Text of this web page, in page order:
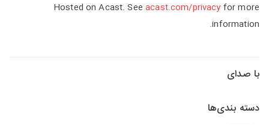
Hosted on Acast. Seeacast.com/privacy for more
information.
با صدای
دسته بندی‌ها